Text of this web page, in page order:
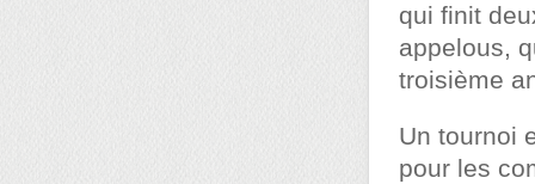
qui finit
appelous,
troisième
Un tournoi
pour les